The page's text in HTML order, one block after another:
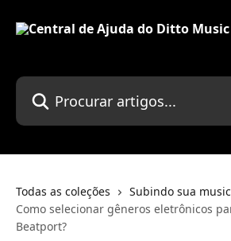
Procurar artigos...
Todas as coleções
Subindo sua
Como selecionar gêneros eletrônicos
Beatport?